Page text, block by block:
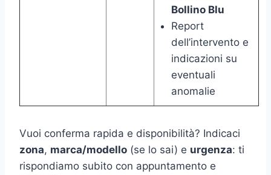
Bollino Blu
Report
dell’intervento e
indicazioni su
eventuali
anomalie
Vuoi conferma rapida e disponibilità? Indicaci
zona, marca/modello (se lo sai) e urgenza: ti
rispondiamo subito con appuntamento e